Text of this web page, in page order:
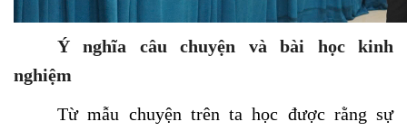
Ý nghĩa câu chuyện và bài học kinh
nghiệm
Từ mẫu chuyện trên ta học được rằng sự